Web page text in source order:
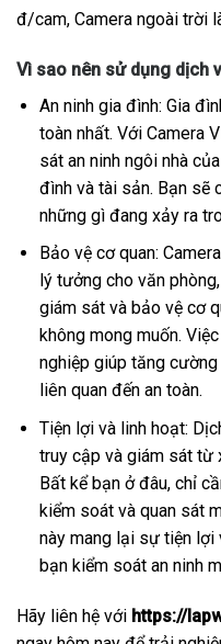
đ/cam, Camera ngoài trời
Vì sao nên sử dụng dịch
An ninh gia đình: Gia
toàn nhất. Với Camera
sát an ninh ngôi nhà
đình và tài sản. Bạn sẽ
những gì đang xảy ra
Bảo vệ cơ quan:
lý tưởng cho văn
giám sát và bảo vệ cơ
không mong muốn.
nghiệp giúp tăng
liên quan đến an toàn.
Tiện lợi và linh hoạt:
truy cập và giám sát từ
Bất kể bạn ở đâu, chỉ
kiểm soát và quan sát
này mang lại sự tiện lợi
bạn kiểm soát an ninh
Hãy liên hệ với https://